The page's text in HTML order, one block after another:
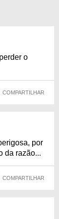
o
COMPARTILHAR
por
da razão...
COMPARTILHAR